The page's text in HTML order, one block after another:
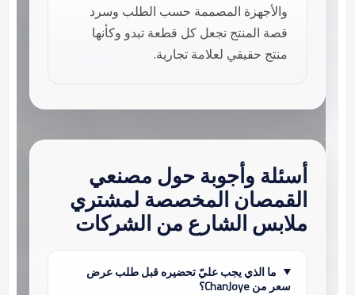
والأجهزة المصممة حسب الطلب وسرد
قصة المنتج تجعل كل قطعة تبدو وكأنها
منتج حقيقي لعلامة تجارية.
أسئلة وأجوبة حول مصنعي
القمصان المخصصة لمشتري
ملابس الشارع من الشركات
ما الذي يجب عليّ تحضيره قبل طلب عرض
سعر من ChanJoye؟